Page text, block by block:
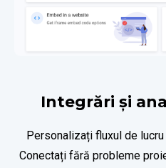
Integrări și
Personalizați fluxul de
Conectați fără probleme